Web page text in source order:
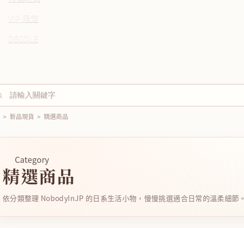
VIP 限定
> 新品現貨 > 精選商品
Category
精選商品
依分類整理 NobodyInJP 的日系生活小物，慢慢挑選適合日常的溫柔細節。